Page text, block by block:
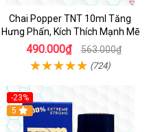
Chai Popper TNT 10ml Tăng
Hưng Phấn, Kích Thích Mạnh Mẽ
490.000₫ 563.000₫
(724)
-23%
5